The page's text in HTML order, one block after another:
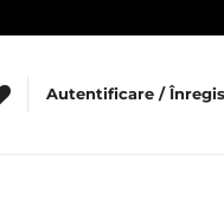
Autentificare /